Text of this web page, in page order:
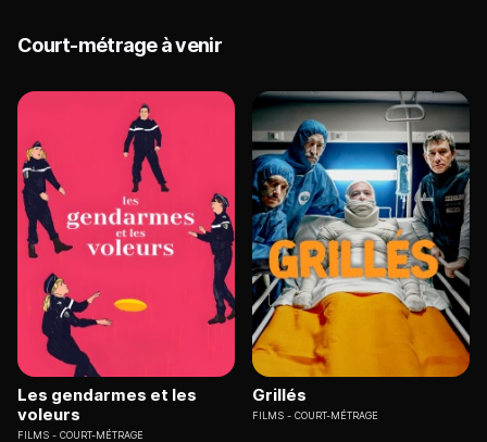
Court-métrage à venir
Les gendarmes et les
voleurs
FILMS COURT-MÉTRAGE
Grillés
FILMS COURT-MÉTRAGE